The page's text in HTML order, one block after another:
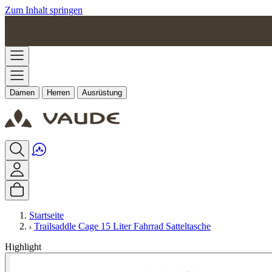
Zum Inhalt springen
Damen Herren Ausrüstung
Startseite
Trailsaddle Cage 15 Liter Fahrrad Satteltasche
Highlight